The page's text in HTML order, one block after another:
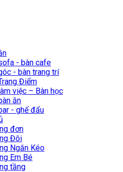
- bàn cafe
- bàn trang trí
Điểm
việc – Bàn học
ăn
- ghế đẩu
đơn
Đôi
Ngăn Kéo
Em Bé
tầng